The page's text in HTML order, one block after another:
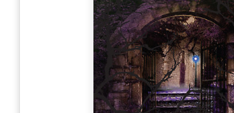
Szótár, nyelvkönyv
Tankönyv, segédkönyv